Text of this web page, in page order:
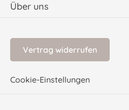
Über uns
Vertrag widerrufen
Cookie-Einstellungen